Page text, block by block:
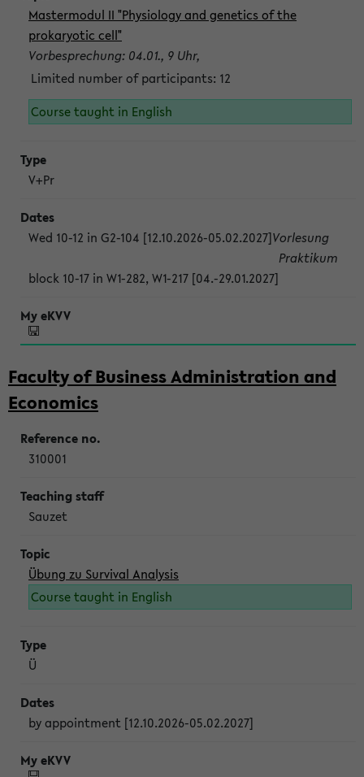
Mastermodul II "Physiology and genetics of the
prokaryotic cell"
Vorbesprechung: 04.01., 9 Uhr,
Limited number of participants: 12
Course taught in English
V+Pr
Wed 10-12 in G2-104 [12.10.2026-05.02.2027]Vorlesung
block 10-17 in W1-282, W1-217 [04.-29.01.2027]
Praktikum
Faculty of Business Administration and
Economics
310001
Sauzet
Übung zu Survival Analysis
Course taught in English
Ü
by appointment [12.10.2026-05.02.2027]